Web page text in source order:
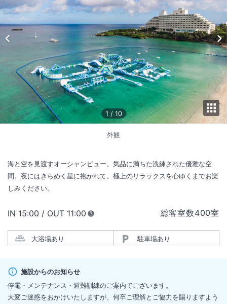
1 /10
外観
海と空を見渡すオーシャンビュー。気品に満ちた洗練された優雅な空
間。夜にはきらめく星に抱かれて。極上のリラックスを心ゆくまでお楽
しみください。
総客室数400室
IN チェックイン
15:00 / OUT チェックアウト
11:00
大浴場あり 駐車場あり
施設からのお知らせ
停電・メンテナンス・避難訓練のご案内でございます。
大変ご迷惑をおかけいたしますが、何卒ご理解とご協力を賜りますよう